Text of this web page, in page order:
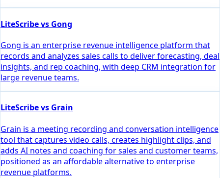
LiteScribe vs Gong
Gong is an enterprise revenue intelligence platform that
records and analyzes sales calls to deliver forecasting, deal
insights, and rep coaching, with deep CRM integration for
large revenue teams.
LiteScribe vs Grain
Grain is a meeting recording and conversation intelligence
tool that captures video calls, creates highlight clips, and
adds AI notes and coaching for sales and customer teams,
positioned as an affordable alternative to enterprise
revenue platforms.